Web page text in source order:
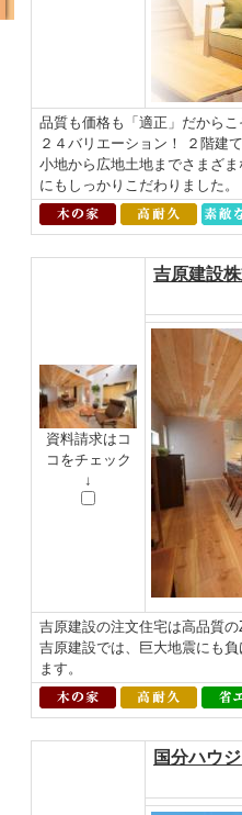
品質も価格も「適正」だから
２４バリエーション！ ２階建
小地から広地土地までさまざ
にもしっかりこだわりました。
資料請求はコ
コをチェック
↓
吉原建設
吉原建設の注文住宅は高品質
吉原建設では、巨大地震にも
ます。
国分ハウ